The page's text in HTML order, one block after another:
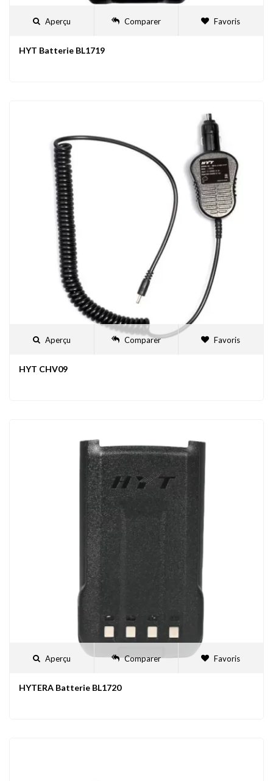
Aperçu Comparer Favoris
HYT Batterie BL1719
Aperçu Comparer Favoris
HYT CHV09
Aperçu Comparer Favoris
HYTERA Batterie BL1720